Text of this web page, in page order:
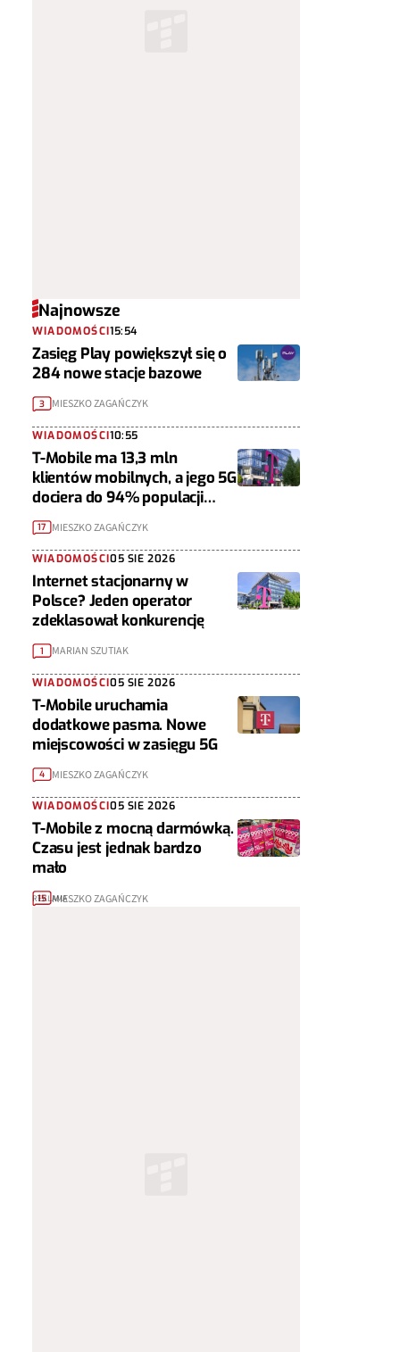
Najnowsze
WIADOMOŚCI15:54
Zasięg Play powiększył się o
284 nowe stacje bazowe
3 MIESZKO ZAGAŃCZYK
WIADOMOŚCI10:55
T-Mobile ma 13,3 mln
klientów mobilnych, a jego 5G
dociera do 94% populacji
Polski
17 MIESZKO ZAGAŃCZYK
WIADOMOŚCI05 SIE 2026
Internet stacjonarny w
Polsce? Jeden operator
zdeklasował konkurencję
1 MARIAN SZUTIAK
WIADOMOŚCI05 SIE 2026
T-Mobile uruchamia
dodatkowe pasma. Nowe
miejscowości w zasięgu 5G
4 MIESZKO ZAGAŃCZYK
WIADOMOŚCI05 SIE 2026
T-Mobile z mocną darmówką.
Czasu jest jednak bardzo
mało
15 MIESZKO ZAGAŃCZYK